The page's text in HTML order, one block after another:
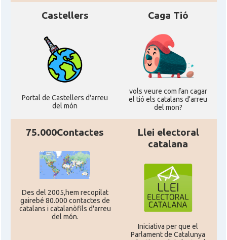
CAMON Catalans a Portsmouth
CAMON
Catalans a RUGBY
Catalans a SHEFFIELD
CAMON Catalans a SOUTHAMPTON
CAMON Catalans a STIRLING
Catalans a WIGHT
Castellers
Portal de Castellers d'arreu
del món
Caga Tió
vols veure com fan cagar
el tió els catalans d'arreu
del mon?
75.000Contactes
Des del 2005,hem recopilat
gairebé 80.000 contactes de
catalans i catalanòfils d'arreu
del món.
Llei electoral
catalana
Iniciativa per que el
Parlament de Catalunya